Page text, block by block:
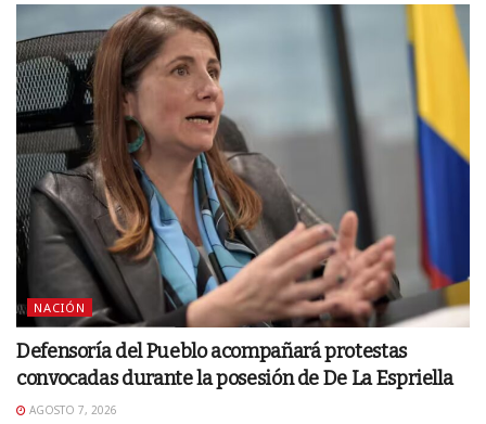
NACIÓN
Defensoría del Pueblo acompañará protestas
convocadas durante la posesión de De La Espriella
AGOSTO 7, 2026